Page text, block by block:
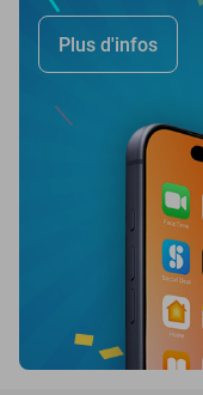
Plus d'infos